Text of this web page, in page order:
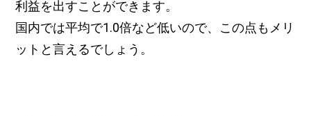
利益を出すことができます。
国内では平均で1.0倍など低いので、この点もメリ
ットと言えるでしょう。